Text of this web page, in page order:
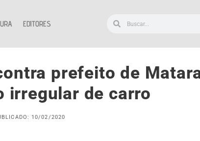
EDITORES
prefeito de
irregular de carro
10/02/2020